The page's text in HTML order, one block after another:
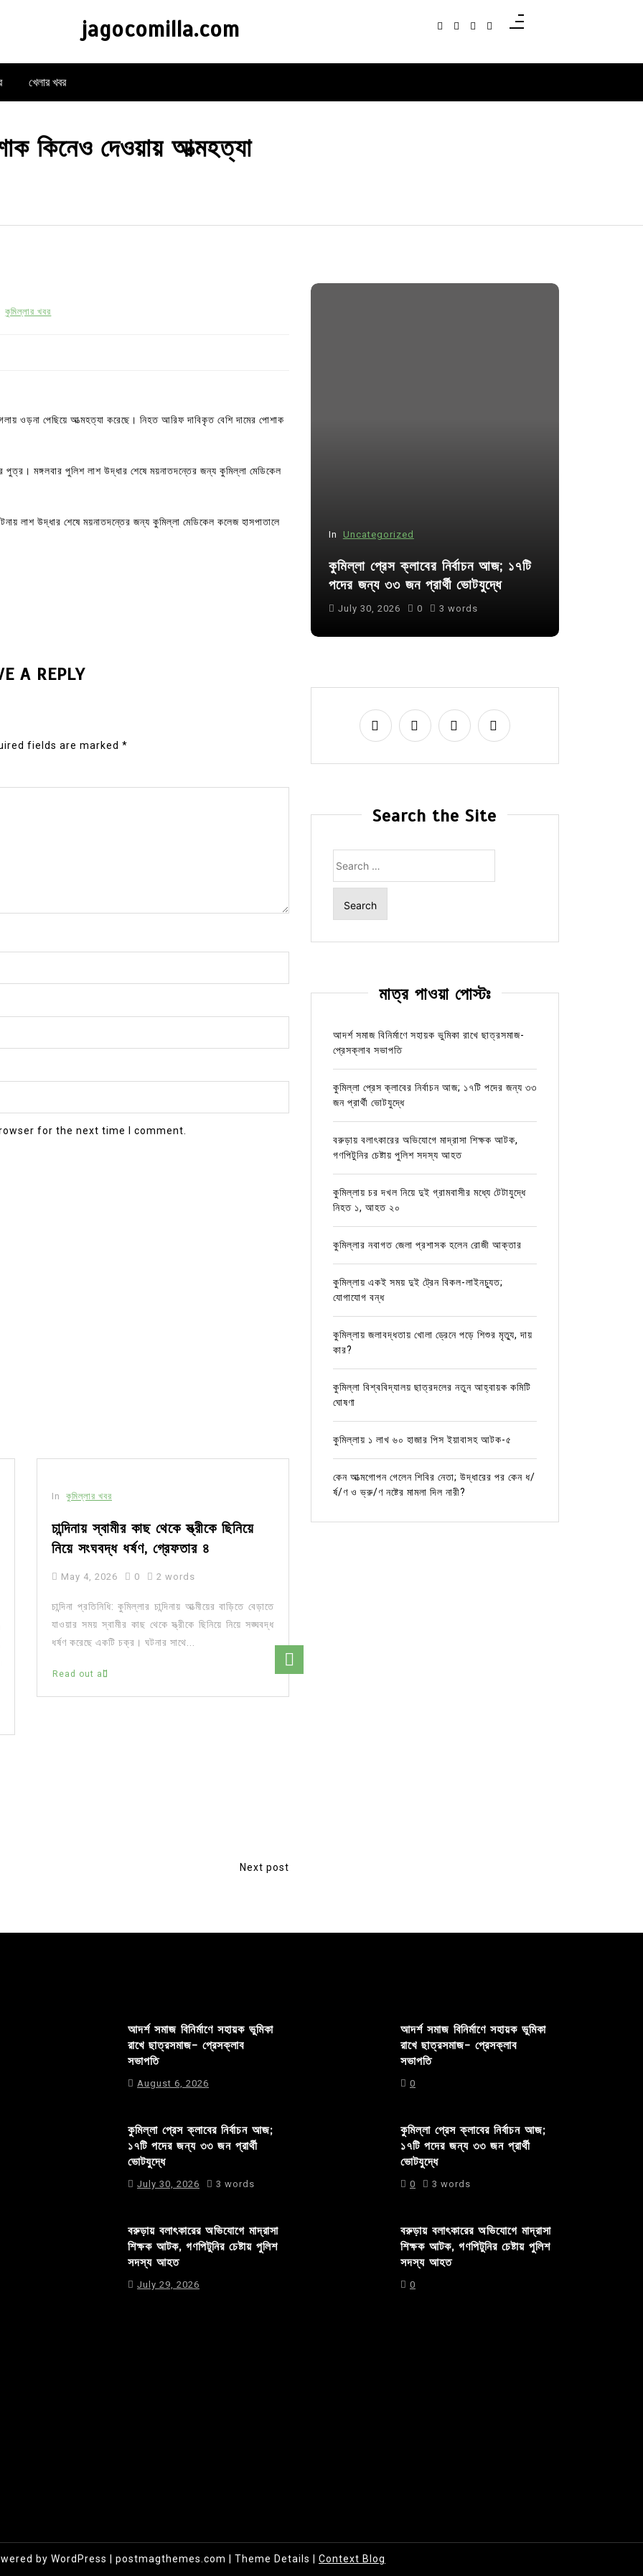
jagocomilla.com
খেলার খবর
কিনেও দেওয়ায় আত্মহত্যা
কুমিল্লার খবর
ওড়না পেছিয়ে আত্মহত্যা করেছে। নিহত আরিফ দাবিকৃত বেশি দামের পোশাক
মঙ্গলবার পুলিশ লাশ উদ্ধার শেষে ময়নাতদন্তের জন্য কুমিল্লা মেডিকেল
লাশ উদ্ধার শেষে ময়নাতদন্তের জন্য কুমিল্লা মেডিকেল কলেজ হাসপাতালে
A REPLY
fields are marked *
for the next time I comment.
In কুমিল্লার খবর
চান্দিনায় স্বামীর কাছ থেকে স্ত্রীকে ছিনিয়ে
নিয়ে সংঘবদ্ধ ধর্ষণ, গ্রেফতার ৪
May 4, 2026 0 2 words
চান্দিনা প্রতিনিধি: কুমিল্লার চান্দিনায় আত্মীয়ের বাড়িতে বেড়াতে
যাওয়ার সময় স্বামীর কাছ থেকে স্ত্রীকে ছিনিয়ে নিয়ে সঙ্ঘবদ্ধ
ধর্ষণ করেছে একটি চক্র। ঘটনার সাথে...
Read out all
In কুমিল্লার খবর
জলাবদ্ধতা, যানজট, নাগরিক সেবার
Next post
In Uncategorized
কুমিল্লা প্রেস ক্লাবের নির্বাচন আজ; ১৭টি
পদের জন্য ৩৩ জন প্রার্থী ভোটযুদ্ধে
July 30, 2026 0 3 words
Search the Site
for:
মাত্র পাওয়া পোস্টঃ
আদর্শ সমাজ বিনির্মাণে সহায়ক ভুমিকা রাখে ছাত্রসমাজ-
প্রেসক্লাব সভাপতি
কুমিল্লা প্রেস ক্লাবের নির্বাচন আজ; ১৭টি পদের জন্য ৩৩
জন প্রার্থী ভোটযুদ্ধে
বরুড়ায় বলাৎকারের অভিযোগে মাদ্রাসা শিক্ষক আটক,
গণপিটুনির চেষ্টায় পুলিশ সদস্য আহত
কুমিল্লায় চর দখল নিয়ে দুই গ্রামবাসীর মধ্যে টেটাযুদ্ধে
নিহত ১, আহত ২০
কুমিল্লার নবাগত জেলা প্রশাসক হলেন রোজী আক্তার
কুমিল্লায় একই সময় দুই ট্রেন বিকল-লাইনচ্যুত;
যোগাযোগ বন্ধ
কুমিল্লায় জলাবদ্ধতায় খোলা ড্রেনে পড়ে শিশুর মৃত্যু, দায়
কার?
কুমিল্লা বিশ্ববিদ্যালয় ছাত্রদলের নতুন আহ্বায়ক কমিটি
ঘোষণা
কুমিল্লায় ১ লাখ ৬০ হাজার পিস ইয়াবাসহ আটক-৫
কেন আত্মগোপন গেলেন শিবির নেতা; উদ্ধারের পর কেন ধ/
র্ষ/ণ ও ভ্রু/ণ নষ্টের মামলা দিল নারী?
আদর্শ সমাজ বিনির্মাণে সহায়ক ভুমিকা
রাখে ছাত্রসমাজ- প্রেসক্লাব
সভাপতি
August 6, 2026
কুমিল্লা প্রেস ক্লাবের নির্বাচন আজ;
১৭টি পদের জন্য ৩৩ জন প্রার্থী
ভোটযুদ্ধে
July 30, 2026 3 words
বরুড়ায় বলাৎকারের অভিযোগে মাদ্রাসা
শিক্ষক আটক, গণপিটুনির চেষ্টায় পুলিশ
সদস্য আহত
July 29, 2026
আদর্শ সমাজ বিনির্মাণে সহায়ক ভুমিকা
রাখে ছাত্রসমাজ- প্রেসক্লাব
সভাপতি
0
কুমিল্লা প্রেস ক্লাবের নির্বাচন আজ;
১৭টি পদের জন্য ৩৩ জন প্রার্থী
ভোটযুদ্ধে
0 3 words
বরুড়ায় বলাৎকারের অভিযোগে মাদ্রাসা
শিক্ষক আটক, গণপিটুনির চেষ্টায় পুলিশ
সদস্য আহত
0
by WordPress postmagthemes.com Theme Details Context Blog